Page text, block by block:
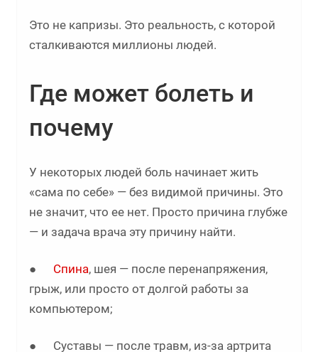
Это не капризы. Это реальность, с которой
сталкиваются миллионы людей.
Где может болеть и
почему
У некоторых людей боль начинает жить
«сама по себе» — без видимой причины. Это
не значит, что ее нет. Просто причина глубже
— и задача врача эту причину найти.
● Спина, шея — после перенапряжения,
грыж, или просто от долгой работы за
компьютером;
● Суставы — после травм, из-за артрита